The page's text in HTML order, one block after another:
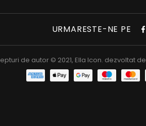
URMARESTE-NE PE
de autor © 2021, Ella Icon. dezvoltat de